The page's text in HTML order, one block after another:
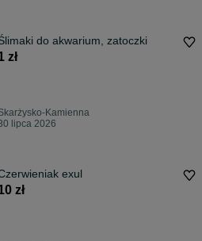
do akwarium, zatoczki
zł
Kamienna
lipca 2026
exul
zł